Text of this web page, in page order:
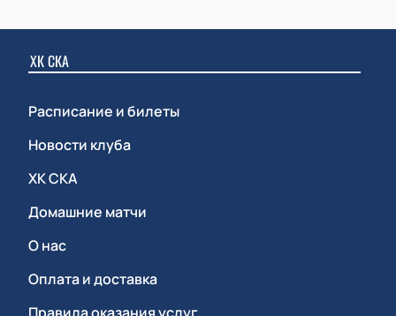
ХК СКА
Расписание и билеты
Новости клуба
ХК СКА
Домашние матчи
О нас
Оплата и доставка